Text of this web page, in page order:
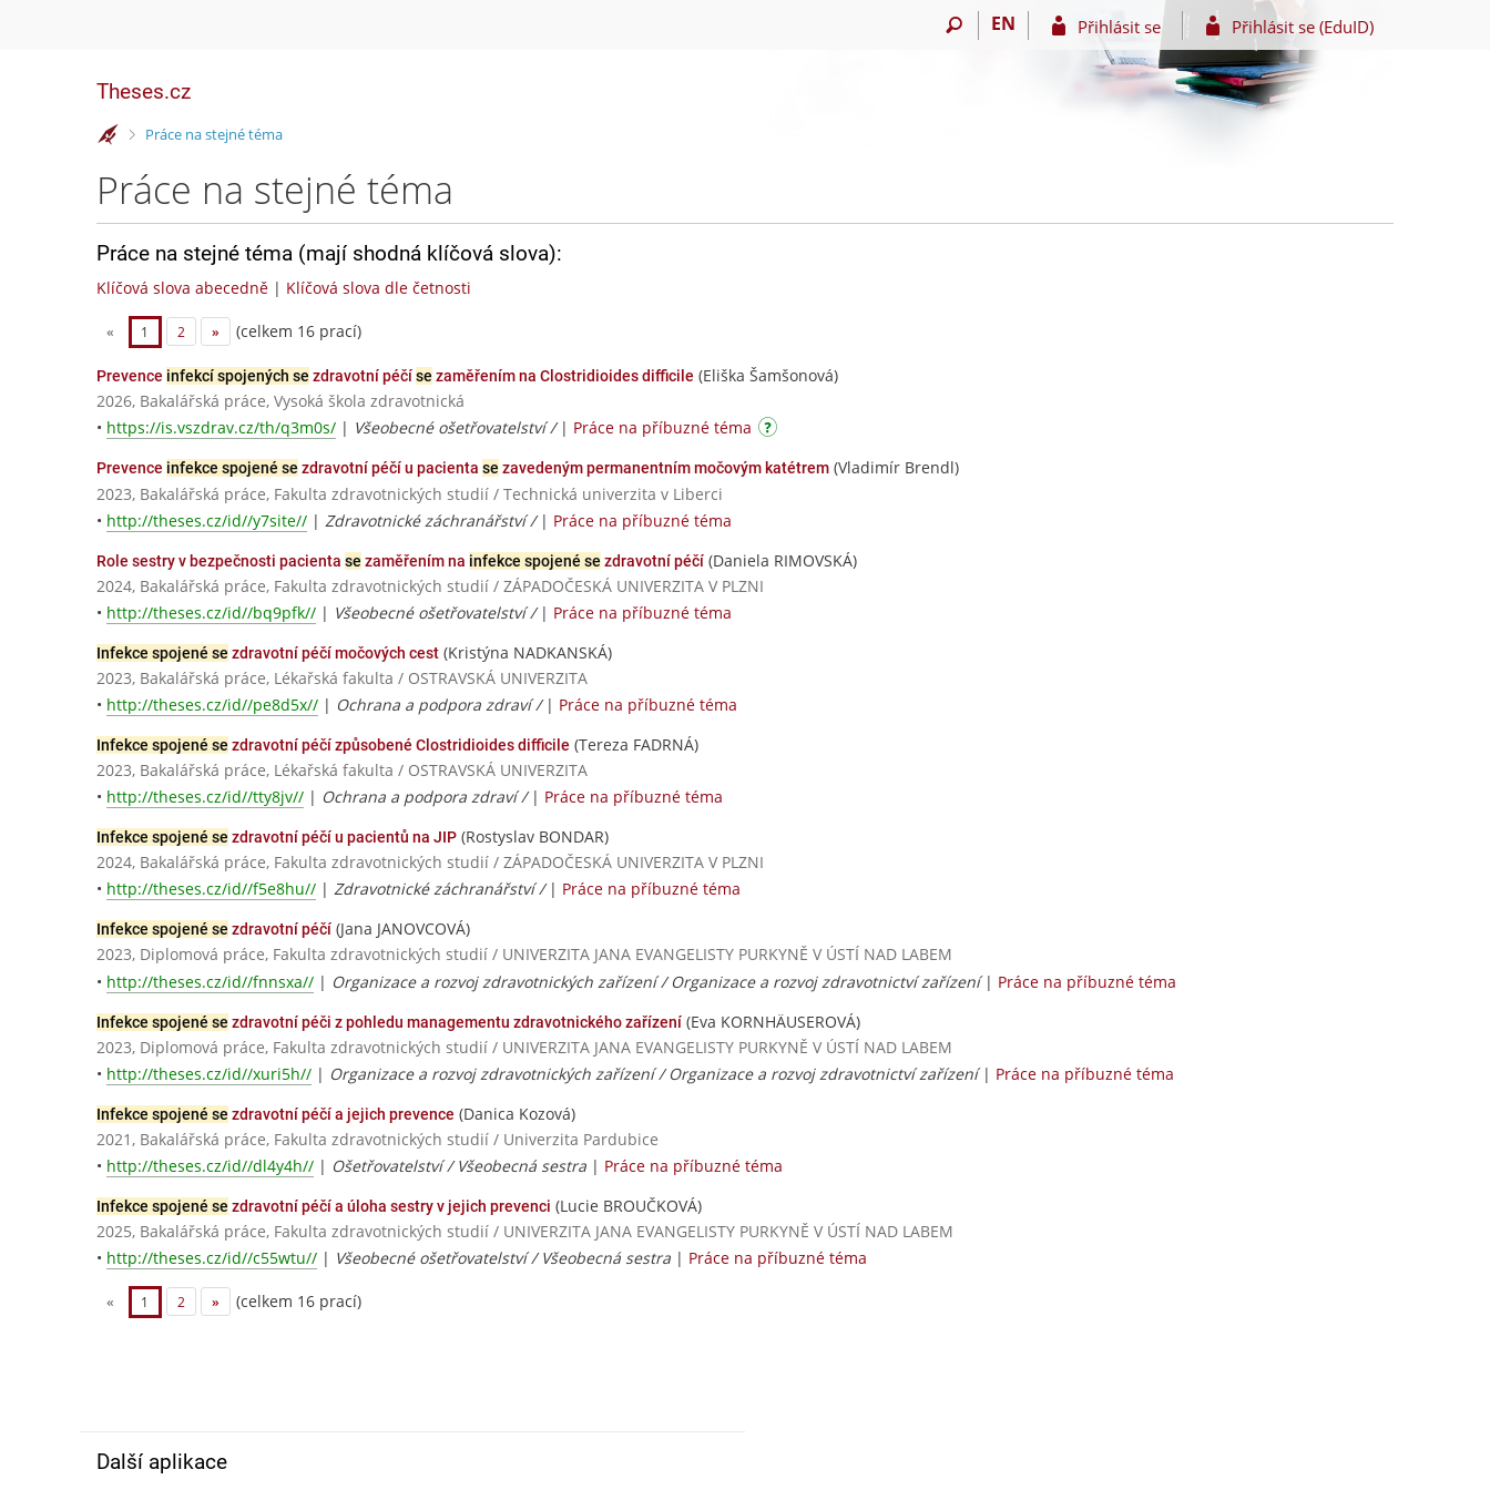
EN Přihlásit se Přihlásit se (EduID)
Theses.cz
>Práce na stejné téma
Práce na stejné téma
Práce na stejné téma (mají shodná klíčová slova):
Klíčová slova abecedně | Klíčová slova dle četnosti
« 1 2 » (celkem 16 prací)
Prevence infekcí spojených se zdravotní péčíse zaměřením na Clostridioides difficile (Eliška Šamšonová)
2026, Bakalářská práce, Vysoká škola zdravotnická
• https://is.vszdrav.cz/th/q3m0s/ | Všeobecné ošetřovatelství / | Práce na příbuzné téma
Prevence infekce spojené se zdravotní péčí u pacienta se zavedeným permanentním močovým katétrem (Vladimír Brendl)
2023, Bakalářská práce, Fakulta zdravotnických studií / Technická univerzita v Liberci
• http://theses.cz/id//y7site// | Zdravotnické záchranářství / | Práce na příbuzné téma
Role sestry v bezpečnosti pacienta se zaměřením na infekce spojené se zdravotní péčí (Daniela RIMOVSKÁ)
2024, Bakalářská práce, Fakulta zdravotnických studií / ZÁPADOČESKÁ UNIVERZITA V PLZNI
• http://theses.cz/id//bq9pfk// | Všeobecné ošetřovatelství / | Práce na příbuzné téma
Infekce spojené se zdravotní péčí močových cest (Kristýna NADKANSKÁ)
2023, Bakalářská práce, Lékařská fakulta / OSTRAVSKÁ UNIVERZITA
• http://theses.cz/id//pe8d5x// | Ochrana a podpora zdraví / | Práce na příbuzné téma
Infekce spojené se zdravotní péčí způsobené Clostridioides difficile (Tereza FADRNÁ)
2023, Bakalářská práce, Lékařská fakulta / OSTRAVSKÁ UNIVERZITA
• http://theses.cz/id//tty8jv// | Ochrana a podpora zdraví / | Práce na příbuzné téma
Infekce spojené se zdravotní péčí u pacientů na JIP (Rostyslav BONDAR)
2024, Bakalářská práce, Fakulta zdravotnických studií / ZÁPADOČESKÁ UNIVERZITA V PLZNI
• http://theses.cz/id//f5e8hu// | Zdravotnické záchranářství / | Práce na příbuzné téma
Infekce spojené se zdravotní péčí (Jana JANOVCOVÁ)
2023, Diplomová práce, Fakulta zdravotnických studií / UNIVERZITA JANA EVANGELISTY PURKYNĚ V ÚSTÍ NAD LABEM
• http://theses.cz/id//fnnsxa// | Organizace a rozvoj zdravotnických zařízení / Organizace a rozvoj zdravotnictví zařízení| Práce na příbuzné téma
Infekce spojené se zdravotní péči z pohledu managementu zdravotnického zařízení (Eva KORNHÄUSEROVÁ)
2023, Diplomová práce, Fakulta zdravotnických studií / UNIVERZITA JANA EVANGELISTY PURKYNĚ V ÚSTÍ NAD LABEM
• http://theses.cz/id//xuri5h// | Organizace a rozvoj zdravotnických zařízení / Organizace a rozvoj zdravotnictví zařízení| Práce na příbuzné téma
Infekce spojené se zdravotní péčí a jejich prevence (Danica Kozová)
2021, Bakalářská práce, Fakulta zdravotnických studií / Univerzita Pardubice
• http://theses.cz/id//dl4y4h// | Ošetřovatelství / Všeobecná sestra | Práce na příbuzné téma
Infekce spojené se zdravotní péčí a úloha sestry v jejich prevenci (Lucie BROUČKOVÁ)
2025, Bakalářská práce, Fakulta zdravotnických studií / UNIVERZITA JANA EVANGELISTY PURKYNĚ V ÚSTÍ NAD LABEM
• http://theses.cz/id//c55wtu// | Všeobecné ošetřovatelství / Všeobecná sestra | Práce na příbuzné téma
« 1 2 » (celkem 16 prací)
Další aplikace